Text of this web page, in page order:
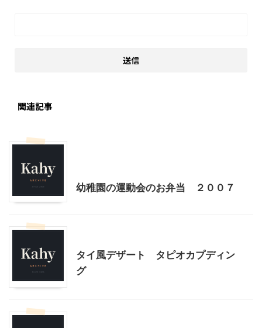
関連記事
幼稚園の運動会のお弁当 ２００７
タイ風デザート タピオカプディン
グ